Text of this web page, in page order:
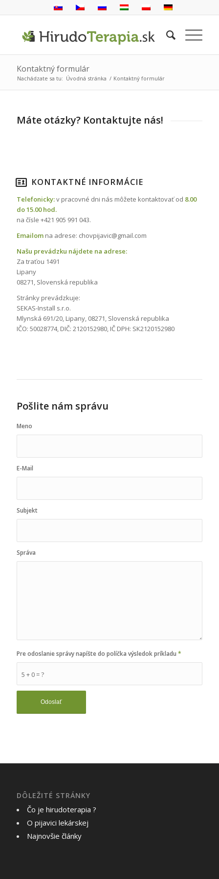
Kontaktný formulár
Nachádzate sa tu: Úvodná stránka / Kontaktný formulár
Máte otázky? Kontaktujte nás!
KONTAKTNÉ INFORMÁCIE
Telefonicky:v pracovné dni nás môžete kontaktovať od 8.00
do 15.00 hod.
na čísle +421 905 991 043.
Emailomna adrese: chovpijavic@gmail.com
Našu prevádzku nájdete na adrese:
Za traťou 1491
Lipany
08271, Slovenská republika
Stránky prevádzkuje:
SEKAS-Install s.r.o.
Mlynská 691/20, Lipany, 08271, Slovenská republika
IČO: 50028774, DIČ: 2120152980, IČ DPH: SK2120152980
Pošlite nám správu
Meno
E-Mail
Subjekt
Správa
5 + 0 = ?
Pre odoslanie správy napíšte do políčka výsledok príkladu *
DÔLEŽITÉ STRÁNKY
Čo je hirudoterapia ?
O pijavici lekárskej
Najnovšie články